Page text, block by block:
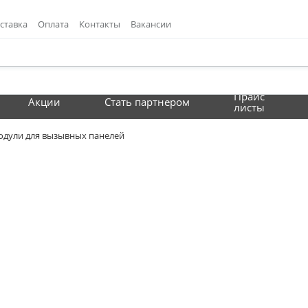
Оплата Контакты Вакансии
Акции Стать партнером
Прайс
листы
для вызывных панелей